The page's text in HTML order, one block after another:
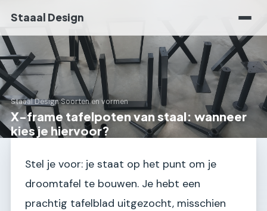
Staaal Design
Staaal Design›Soorten en vormen
X-frame tafelpoten van staal: wanneer
kies je hiervoor?
Stel je voor: je staat op het punt om je
droomtafel te bouwen. Je hebt een
prachtig tafelblad uitgezocht, misschien